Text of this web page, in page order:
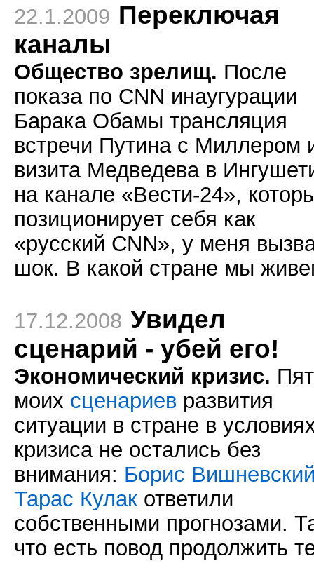
22.1.2009 Переключая
каналы
Общество зрелищ. После
показа по CNN инаугурации
Барака Обамы трансляция
встречи Путина с Миллером
визита Медведева в
на канале «Вести-24»,
позиционирует себя как
«русский CNN», у меня
шок. В какой стране мы
17.12.2008 Увидел
сценарий - убей его!
Экономический кризис.
моих сценариев развития
ситуации в стране в
кризиса не остались без
внимания: Борис
Тарас Кулак ответили
собственными прогнозами.
что есть повод продолжить